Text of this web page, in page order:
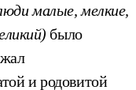
малые, мелкие,
было
и родовитой